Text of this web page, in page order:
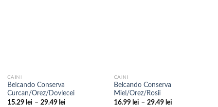
CAINI
Belcando Conserva
Curcan/Orez/Dovlecei
15.29 lei – 29.49 lei
CAINI
Belcando Conserva
Miel/Orez/Rosii
16.99 lei – 29.49 lei